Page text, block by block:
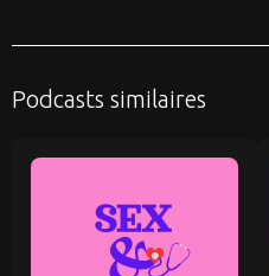
Podcasts similaires